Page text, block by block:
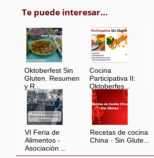
Te puede interesar...
Oktoberfest Sin
Gluten. Resumen
y R...
Cocina
Participativa II:
Oktoberfes...
VI Feria de
Alimentos -
Asociación ...
Recetas de cocina
China · Sin Glute...